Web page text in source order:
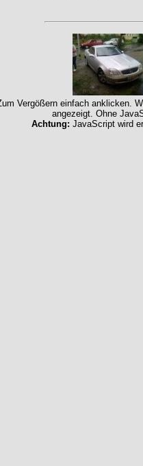
Vergößern einfach anklicken.
angezeigt. Ohne
Achtung: JavaScript wird